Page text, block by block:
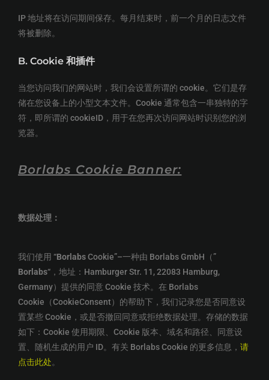
IP 地址将在访问期间保存。每月结束时，前一个月的日志文件
将被删除。
B. Cookie 和插件
当您访问我们的网站时，我们会设置所谓的 cookie。它们是存
储在您设备上的小型文本文件。Cookie 通常包含一串独特的字
符，即所谓的 cookieID，用于在您再次访问网站时识别您的浏
览器。
Borlabs Cookie Banner:
数据处理：
我们使用 “BorlabsCookie”–一种由 Borlabs GmbH（”
Borlabs“，地址：Hamburger Str. 11, 22083 Hamburg,
Germany）提供的同意 Cookie 技术。在 Borlabs
Cookie（CookieConsent）的帮助下，我们记录您是否同意设
置某些 Cookie，或是否撤回同意或拒绝数据处理。存储的数据
如下：Cookie 使用期限、Cookie 版本、域名和路径、同意设
置、随机生成的用户 ID。有关 Borlabs Cookie 的更多信息， 请
点击此处。